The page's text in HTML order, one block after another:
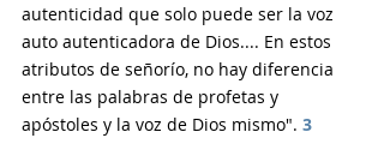
autenticidad que solo puede ser la voz
auto autenticadora de Dios.... En estos
atributos de señorío, no hay diferencia
entre las palabras de profetas y
apóstoles y la voz de Dios mismo". 3